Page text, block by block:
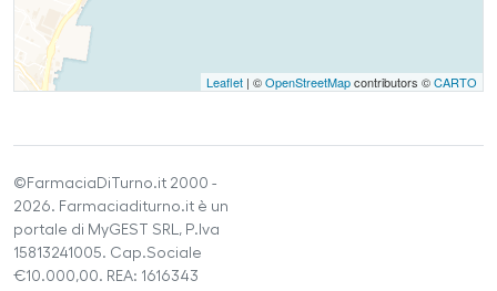
Leaflet | ©OpenStreetMapcontributors ©CARTO
©FarmaciaDiTurno.it 2000 -
2026. Farmaciaditurno.it è un
portale di MyGEST SRL, P.Iva
15813241005. Cap.Sociale
€10.000,00. REA: 1616343